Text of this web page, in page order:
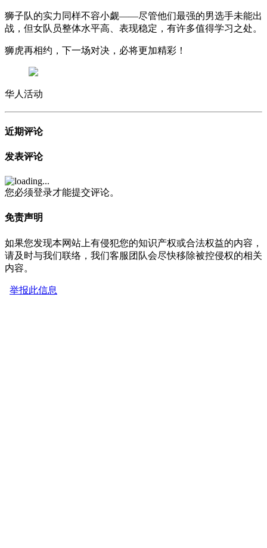
狮子队的实力同样不容小觑——尽管他们最强的男选手未能出
战，但女队员整体水平高、表现稳定，有许多值得学习之处。
狮虎再相约，下一场对决，必将更加精彩！
华人活动
近期评论
发表评论
您必须登录才能提交评论。
免责声明
如果您发现本网站上有侵犯您的知识产权或合法权益的内容，
请及时与我们联络，我们客服团队会尽快移除被控侵权的相关
内容。
举报此信息